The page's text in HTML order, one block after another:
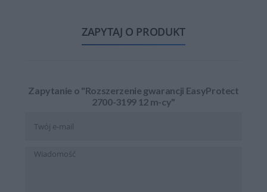
ZAPYTAJ O PRODUKT
Zapytanie o "Rozszerzenie gwarancji EasyProtect
2700-3199 12 m-cy"